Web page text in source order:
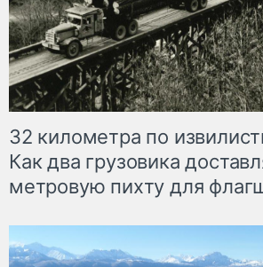
32 километра по
Как два грузовика
метровую пихту для